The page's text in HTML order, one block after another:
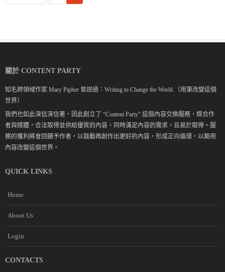
關於 CONTENT PARTY
知名跨領域作家 Mary Pipher 曾說過：Writing to Change the World.（用筆改變這個
世界）
我們也如此深信深信著，因此創立了 “Content Party" 這個內容交換服務，媒合作
者與媒體，合法取得並供給優質的內容，同時滿足內容的需求，且易於取得。服
務的獲利將會回饋予作者，以鼓勵再創作出更好的內容，形成正向循環，以期用
內容改變這個世界。
QUICK LINKS
Home
About Us
Login
CONTACTS